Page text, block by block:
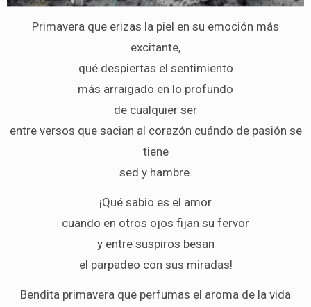
Primavera que erizas la piel en su emoción más
excitante,
qué despiertas el sentimiento
más arraigado en lo profundo
de cualquier ser
entre versos que sacian al corazón cuándo de pasión se
tiene
sed y hambre.
¡Qué sabio es el amor
cuando en otros ojos fijan su fervor
y entre suspiros besan
el parpadeo con sus miradas!
Bendita primavera que perfumas el aroma de la vida